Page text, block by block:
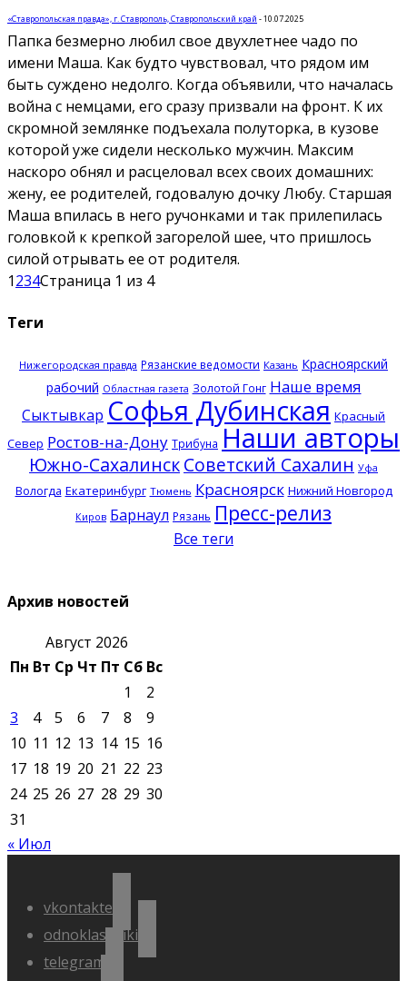
«Ставропольская правда», г. Ставрополь, Ставропольский край -10.07.2025
Папка безмерно любил свое двухлетнее чадо по
имени Маша. Как будто чувствовал, что рядом им
быть суждено недолго. Когда объявили, что началась
война с немцами, его сразу призвали на фронт. К их
скромной землянке подъехала полуторка, в кузове
которой уже сидели несколько мужчин. Максим
наскоро обнял и расцеловал всех своих домашних:
жену, ее родителей, годовалую дочку Любу. Старшая
Маша впилась в него ручонками и так прилепилась
головкой к крепкой загорелой шее, что пришлось
силой отрывать ее от родителя.
1234Страница 1 из 4
Теги
Нижегородская правда Рязанские ведомости Казань Красноярский
рабочий Областная газета Золотой Гонг Наше время
Сыктывкар Софья Дубинская Красный
Север Ростов-на-Дону Трибуна Наши авторы
Южно-СахалинскСоветский Сахалин Уфа
Вологда Екатеринбург Тюмень Красноярск Нижний Новгород
Киров Барнаул Рязань Пресс-релиз
Все теги
Архив новостей
Август 2026
Пн Вт Ср Чт Пт Сб Вс
1
2
3
4 5 6 7 8
9
10 11 12 13 14 15 16
17 18 19 20 21 22 23
24 25 26 27 28 29 30
31
« Июл
vkontakte
odnoklassniki
telegram